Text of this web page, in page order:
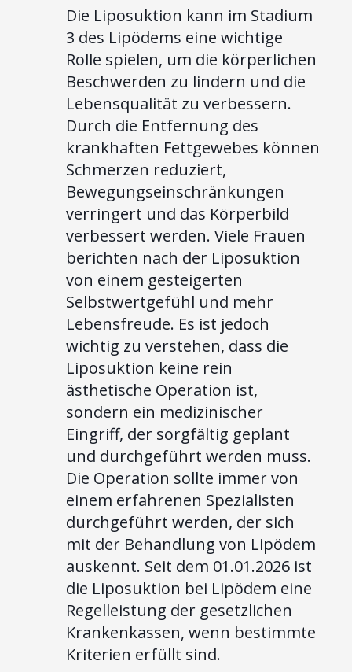
Die Liposuktion kann im Stadium
3 des Lipödems eine wichtige
Rolle spielen, um die körperlichen
Beschwerden zu lindern und die
Lebensqualität zu verbessern.
Durch die Entfernung des
krankhaften Fettgewebes können
Schmerzen reduziert,
Bewegungseinschränkungen
verringert und das Körperbild
verbessert werden. Viele Frauen
berichten nach der Liposuktion
von einem gesteigerten
Selbstwertgefühl und mehr
Lebensfreude. Es ist jedoch
wichtig zu verstehen, dass die
Liposuktion keine rein
ästhetische Operation ist,
sondern ein medizinischer
Eingriff, der sorgfältig geplant
und durchgeführt werden muss.
Die Operation sollte immer von
einem erfahrenen Spezialisten
durchgeführt werden, der sich
mit der Behandlung von Lipödem
auskennt. Seit dem 01.01.2026 ist
die Liposuktion bei Lipödem eine
Regelleistung der gesetzlichen
Krankenkassen, wenn bestimmte
Kriterien erfüllt sind.